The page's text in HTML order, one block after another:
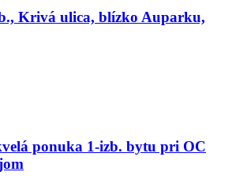
Krivá ulica, blízko Auparku,
ponuka 1-izb. bytu pri OC